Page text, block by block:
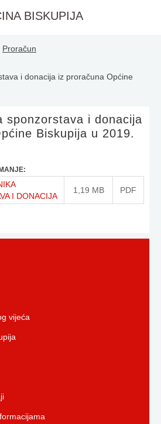
BISKUPIJA
Proračun
i donacija iz proračuna Općine
sponzorstava i donacija
Biskupija u 2019.
I DONACIJA
1,19 MB PDF
vijeća